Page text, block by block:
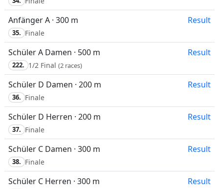
Anfänger A · 300 m Result
35. Finale
Schüler A Damen · 500 m Result
222. 1/2 Final (2 races)
Schüler D Damen · 200 m Result
36. Finale
Schüler D Herren · 200 m Result
37. Finale
Schüler C Damen · 300 m Result
38. Finale
Schüler C Herren · 300 m Result